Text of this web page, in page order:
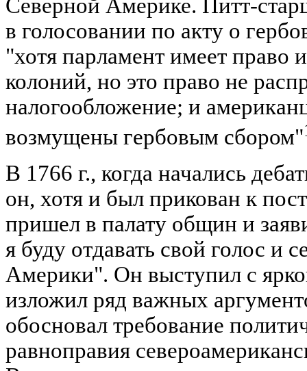
Северной Америке. Питт-
в голосовании по акту о
"хотя парламент имеет право
колоний, но это право не
налогообложение; и
возмущены гербовым сбором"
В 1766 г., когда начались
он, хотя и был прикован к
пришел в палату общин и
я буду отдавать свой голос и
Америки". Он выступил с
изложил ряд важных
обосновал требование
равноправия